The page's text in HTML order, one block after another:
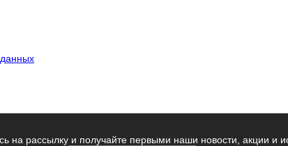
на рассылку и получайте первыми наши новости, акции и